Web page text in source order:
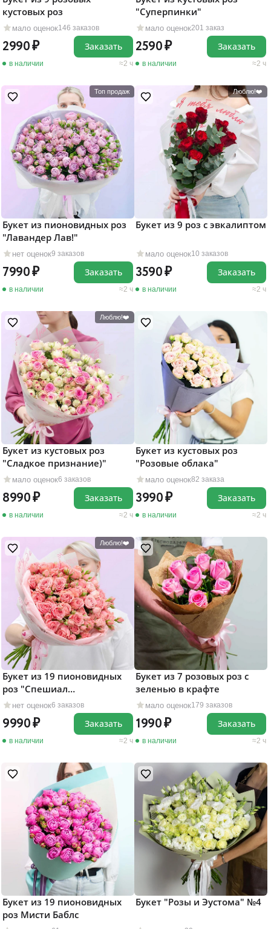
мало оценок146 заказов
кустовых роз
2990
в наличии 2 ч
Заказать
мало оценок201 заказ
"Суперпинки"
2590
в наличии 2 ч
Заказать
Топ продаж
нет оценок9 заказов
Букет из пионовидных роз
"Лавандер Лав!"
7990
в наличии 2 ч
Заказать
Люблю!❤️
мало оценок10 заказов
Букет из 9 роз с эвкалиптом
3590
в наличии 2 ч
Заказать
Люблю!❤️
мало оценок6 заказов
Букет из кустовых роз
"Сладкое признание)"
8990
в наличии 2 ч
Заказать
мало оценок82 заказа
Букет из кустовых роз
"Розовые облака"
3990
в наличии 2 ч
Заказать
Люблю!❤️
нет оценок6 заказов
Букет из 19 пионовидных
роз "Спешиал
Дайменшенс"
9990
в наличии 2 ч
Заказать
мало оценок179 заказов
Букет из 7 розовых роз c
зеленью в крафте
1990
в наличии 2 ч
Заказать
Букет из 19 пионовидных
роз Мисти Баблс
Букет "Розы и Эустома" №4